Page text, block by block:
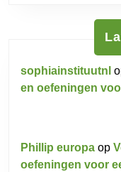
sophiainstituutnl
en oefeningen
Phillip europa op
oefeningen voor